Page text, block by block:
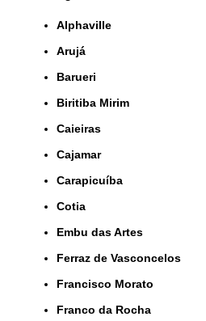
Alphaville
Arujá
Barueri
Biritiba Mirim
Caieiras
Cajamar
Carapicuíba
Cotia
Embu das Artes
Ferraz de Vasconcelos
Francisco Morato
Franco da Rocha